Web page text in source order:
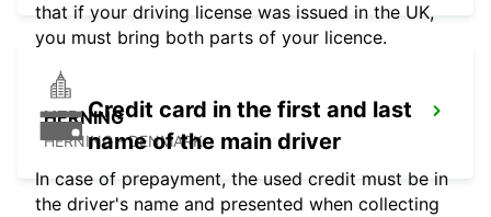
HERNING
HERNING - DENMARK
that if your driving license was issued in the UK,
you must bring both parts of your licence.
Credit card in the first and last
name of the main driver
In case of prepayment, the used credit must be in
the driver's name and presented when collecting